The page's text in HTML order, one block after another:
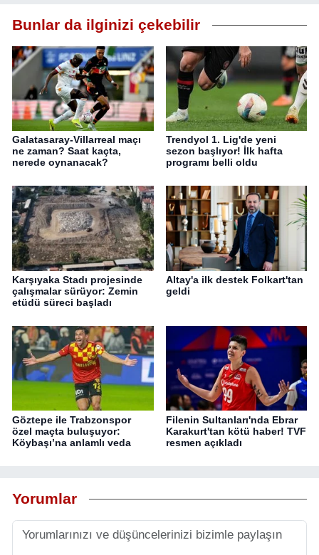
Bunlar da ilginizi çekebilir
Galatasaray-Villarreal maçı
ne zaman? Saat kaçta,
nerede oynanacak?
Trendyol 1. Lig'de yeni
sezon başlıyor! İlk hafta
programı belli oldu
Karşıyaka Stadı projesinde
çalışmalar sürüyor: Zemin
etüdü süreci başladı
Altay'a ilk destek Folkart'tan
geldi
Göztepe ile Trabzonspor
özel maçta buluşuyor:
Köybaşı’na anlamlı veda
Filenin Sultanları'nda Ebrar
Karakurt'tan kötü haber! TVF
resmen açıkladı
Yorumlar